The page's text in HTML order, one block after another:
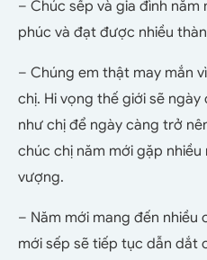
– Chúc sếp và gia đình
phúc và đạt được nhiều
– Chúng em thật may mắn
chị. Hi vọng thế giới sẽ
như chị để ngày càng trở
chúc chị năm mới gặp nhiều
vượng.
– Năm mới mang đến nhiều
mới sếp sẽ tiếp tục dẫn dắt